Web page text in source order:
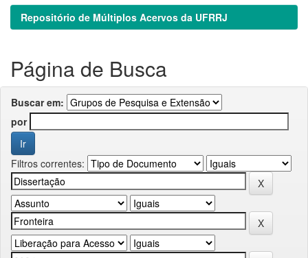
Repositório de Múltiplos Acervos da UFRRJ
Página de Busca
Buscar em:
por
Filtros correntes: